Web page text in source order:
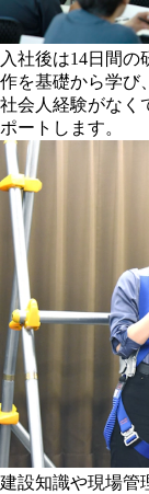
入社後は14日間
作を基礎から学び
社会人経験がなく
ポートします。
建設知識や現場管